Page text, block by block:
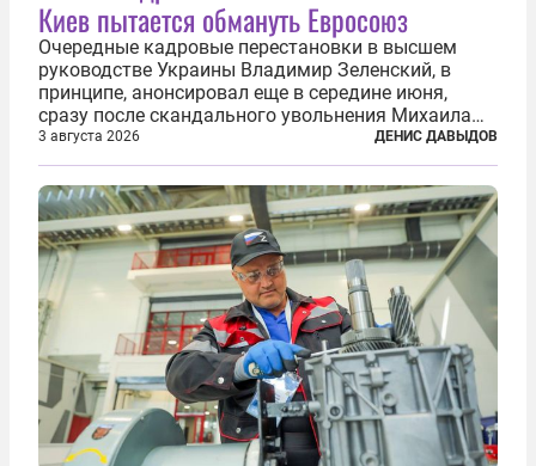
Киев пытается обмануть Евросоюз
Очередные кадровые перестановки в высшем
руководстве Украины Владимир Зеленский, в
принципе, анонсировал еще в середине июня,
сразу после скандального увольнения Михаила
Фёдорова с поста министра обороны. Это
решение повлекло за собой крупную перетасовку
в армии, довольно долго оставалась...
3 августа 2026 ДЕНИС ДАВЫДОВ